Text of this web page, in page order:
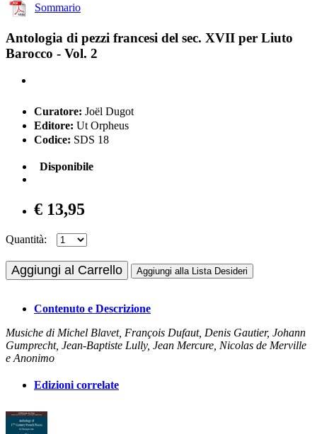
Sommario
Antologia di pezzi francesi del sec. XVII per Liuto
Barocco - Vol. 2
Curatore: Joël Dugot
Editore: Ut Orpheus
Codice: SDS 18
Disponibile
€ 13,95
Quantità:
Aggiungi al Carrello Aggiungi alla Lista Desideri
Contenuto e Descrizione
Musiche di Michel Blavet, François Dufaut, Denis Gautier, Johann
Gumprecht, Jean-Baptiste Lully, Jean Mercure, Nicolas de Merville
e Anonimo
Edizioni correlate